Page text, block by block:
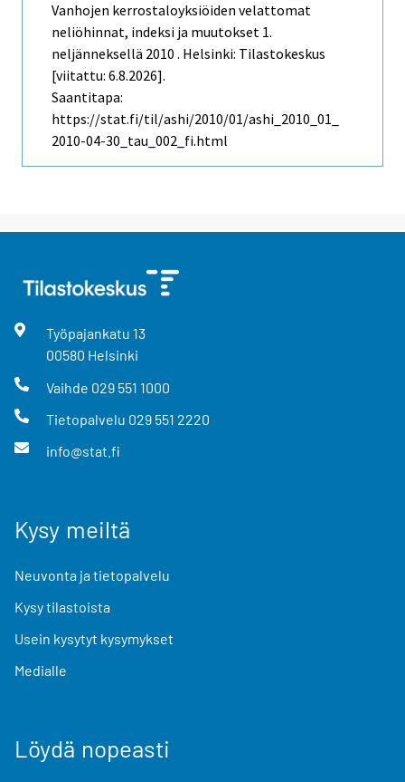
Vanhojen kerrostaloyksiöiden velattomat
neliöhinnat, indeksi ja muutokset 1.
neljänneksellä 2010 . Helsinki: Tilastokeskus
[viitattu: 6.8.2026].
Saantitapa:
https://stat.fi/til/ashi/2010/01/ashi_2010_01_
2010-04-30_tau_002_fi.html
Työpajankatu 13
00580 Helsinki
Vaihde 029 551 1000
Tietopalvelu 029 551 2220
info@stat.fi
Kysy meiltä
Neuvonta ja tietopalvelu
Kysy tilastoista
Usein kysytyt kysymykset
Medialle
Löydä nopeasti